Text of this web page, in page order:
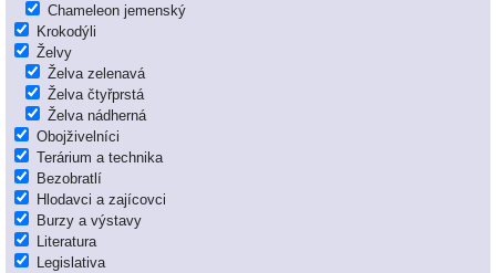
Chameleon jemenský
Krokodýli
Želvy
Želva zelenavá
Želva čtyřprstá
Želva nádherná
Obojživelníci
Terárium a technika
Bezobratlí
Hlodavci a zajícovci
Burzy a výstavy
Literatura
Legislativa